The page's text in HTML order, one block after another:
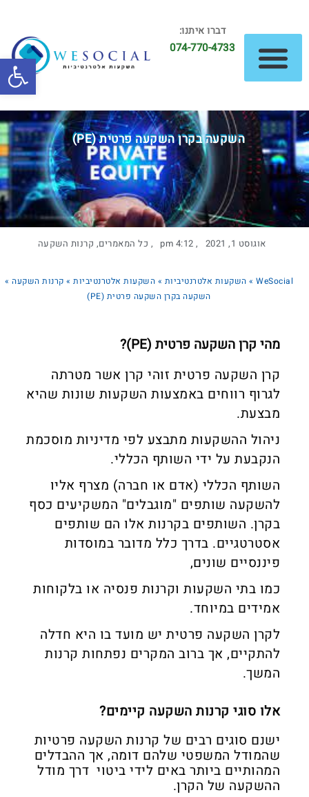
דברו איתנו:
074-770-4733
השקעה בקרן השקעה פרטית (PE)
אוגוסט 1, 2021 ,
4:12 pm
, כל המאמרים, קרנות השקעה
WeSocial
» השקעות אלטרנטיביות » השקעות אלטרנטיביות » קרנות השקעה »
השקעה בקרן השקעה פרטית (PE)
מהי קרן השקעה פרטית (PE)?
קרן השקעה פרטית זוהי קרן אשר מטרתה
לגרוף רווחים באמצעות השקעות שונות שהיא
מבצעת.
ניהול ההשקעות מתבצע לפי מדיניות מוסכמת
הנקבעת על ידי השותף הכללי.
השותף הכללי (אדם או חברה) מצרף אליו
להשקעה שותפים "מוגבלים" המשקיעים כסף
בקרן. השותפים בקרנות אלו הם שותפים
אסטרטגיים. בדרך כלל מדובר במוסדות
פיננסיים שונים,
כמו בתי השקעות וקרנות פנסיה או בלקוחות
אמידים במיוחד.
לקרן השקעה פרטית יש מועד בו היא חדלה
להתקיים, אך ברוב המקרים נפתחות קרנות
המשך.
אלו סוגי קרנות השקעה קיימים?
ישנם סוגים רבים של קרנות השקעה פרטיות
שהמודל המשפטי שלהם דומה, אך ההבדלים
המהותיים ביותר באים לידי ביטוי דרך מודל
ההשקעה של הקרן.
פתח